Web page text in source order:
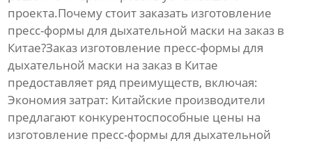
проекта.Почему стоит заказать изготовление
пресс-формы для дыхательной маски на заказ в
Китае?Заказ изготовление пресс-формы для
дыхательной маски на заказ в Китае
предоставляет ряд преимуществ, включая:
Экономия затрат: Китайские производители
предлагают конкурентоспособные цены на
изготовление пресс-формы для дыхательной